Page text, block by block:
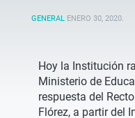
GENERAL ENERO 30, 2020.
Hoy la Institución
Ministerio de
respuesta del
Flórez, a partir del